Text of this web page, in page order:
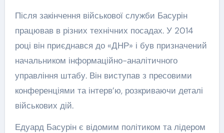
Після закінчення військової служби Басурін
працював в різних технічних посадах. У 2014
році він приєднався до «ДНР» і був призначений
начальником інформаційно-аналітичного
управління штабу. Він виступав з пресовими
конференціями та інтерв’ю, розкриваючи деталі
військових дій.
Едуард Басурін є відомим політиком та лідером